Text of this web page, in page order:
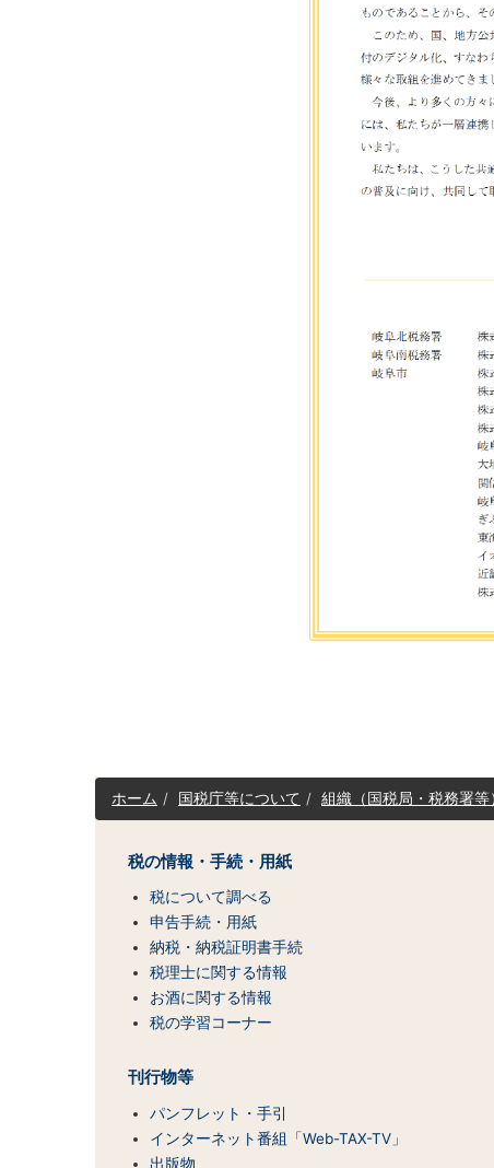
サ
イ
（コ
覧）
ホーム 国税庁等について 組織（国税局・税務署等
税の情報・手続・用紙
税について調べる
申告手続・用紙
納税・納税証明書手続
税理士に関する情報
お酒に関する情報
税の学習コーナー
刊行物等
パンフレット・手引
インターネット番組「Web-TAX-TV」
出版物